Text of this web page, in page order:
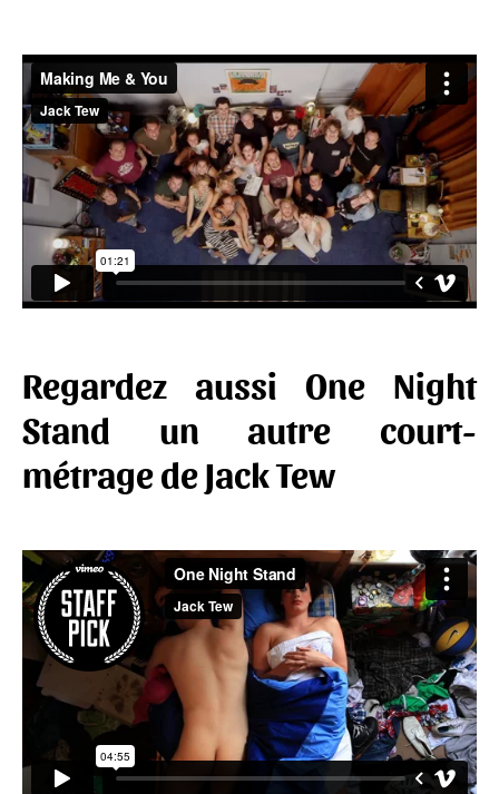
Regardez aussi One Night
Stand un autre court-
métrage de Jack Tew